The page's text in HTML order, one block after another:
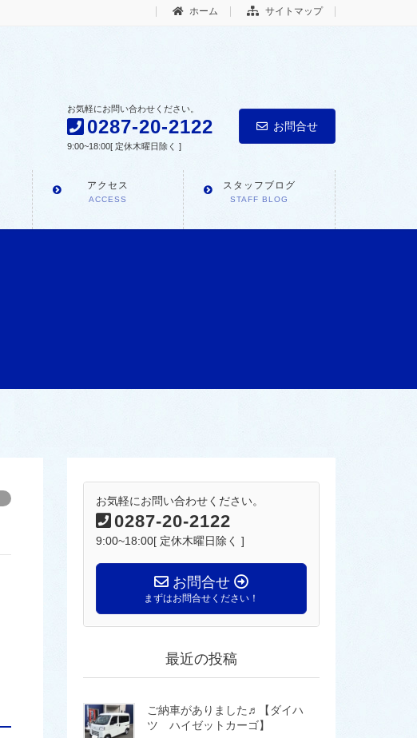
ホーム サイトマップ
お気軽にお問い合わせください。
0287-20-2122
9:00~18:00[ 定休木曜日除く ]
お問合せ
アクセス
ACCESS
スタッフブログ
STAFF BLOG
お気軽にお問い合わせください。
0287-20-2122
9:00~18:00[ 定休木曜日除く ]
お問合せ
まずはお問合せください！
最近の投稿
ご納車がありました♬【ダイハ
ツ ハイゼットカーゴ】